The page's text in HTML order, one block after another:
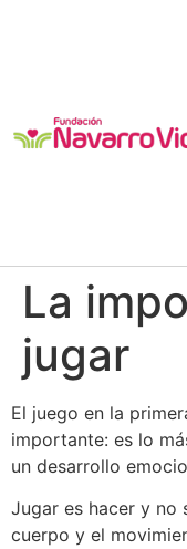
La
jugar
El juego en la
importante: es lo
un desarrollo
Jugar es hacer y no
cuerpo y el